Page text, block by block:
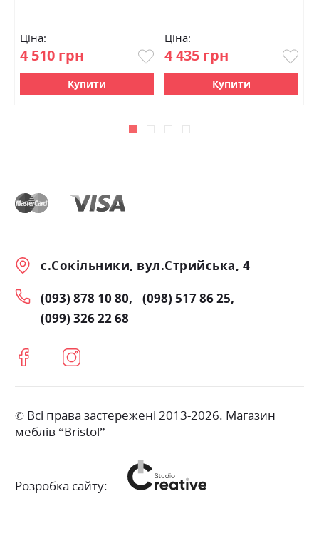
Ціна:
4 510 грн
Купити
Ціна:
4 435 грн
Купити
с.Сокільники, вул.Стрийська, 4
(093) 878 10 80
(098) 517 86 25
(099) 326 22 68
© Всі права застережені 2013-2026. Магазин
меблів “Bristol”
Розробка сайту: